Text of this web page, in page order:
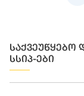
საქვეუწყებო
სსიპ-ები